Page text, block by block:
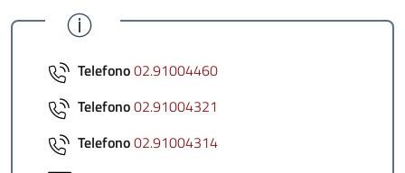
Telefono02.91004460
Telefono02.91004321
Telefono02.91004314